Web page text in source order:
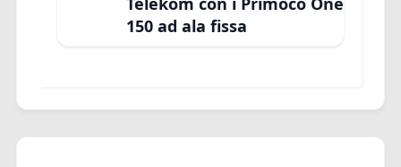
150 ad ala fissa